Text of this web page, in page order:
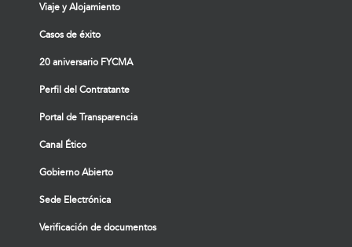
Viaje y Alojamiento
Casos de éxito
20 aniversario FYCMA
Perfil del Contratante
Portal de Transparencia
Canal Ético
Gobierno Abierto
Sede Electrónica
Verificación de documentos